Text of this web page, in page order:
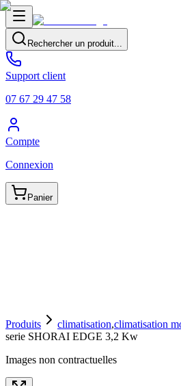
Rechercher un produit...
Support client
07 67 29 47 58
Compte
Connexion
Panier
Produits climatisation,climatisation
serie SHORAI EDGE 3,2 Kw
Images non contractuelles